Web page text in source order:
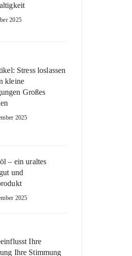
2025
Stress loslassen
kleine
Großes
2025
– ein uraltes
und
2025
Ihre
Ihre Stimmung